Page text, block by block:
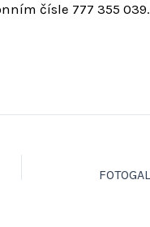
čísle 777 355 039.